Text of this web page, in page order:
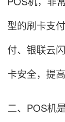
型的刷卡支
付、银联云
卡安全，提
二、POS机